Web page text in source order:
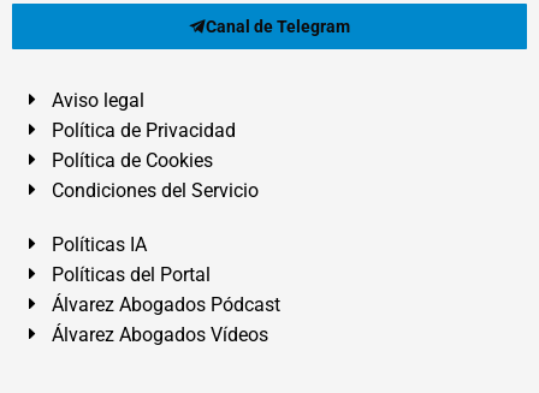
Canal de Telegram
Aviso legal
Política de Privacidad
Política de Cookies
Condiciones del Servicio
Políticas IA
Políticas del Portal
Álvarez Abogados Pódcast
Álvarez Abogados Vídeos